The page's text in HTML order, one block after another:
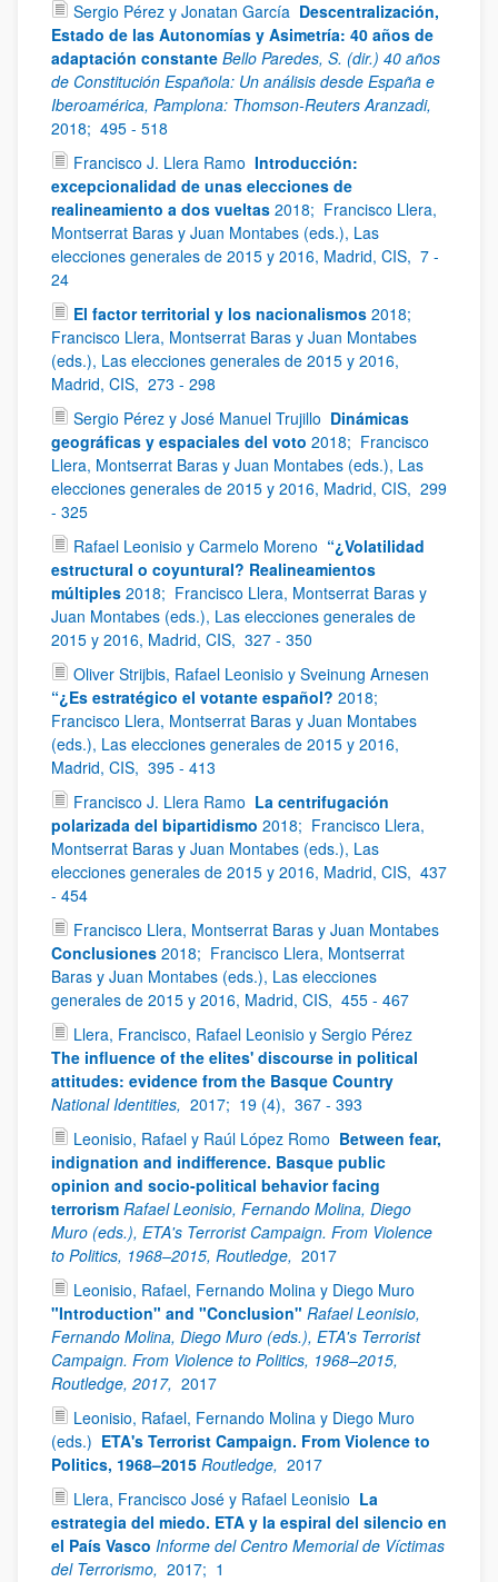
Sergio Pérez y Jonatan García Descentralización,
Estado de las Autonomías y Asimetría: 40 años de
adaptación constante Bello Paredes, S. (dir.) 40 años
de Constitución Española: Un análisis desde España e
Iberoamérica, Pamplona: Thomson-Reuters Aranzadi,
2018; 495 - 518
Francisco J. Llera Ramo Introducción:
excepcionalidad de unas elecciones de
realineamiento a dos vueltas 2018; Francisco Llera,
Montserrat Baras y Juan Montabes (eds.), Las
elecciones generales de 2015 y 2016, Madrid, CIS, 7 -
24
El factor territorial y los nacionalismos 2018;
Francisco Llera, Montserrat Baras y Juan Montabes
(eds.), Las elecciones generales de 2015 y 2016,
Madrid, CIS, 273 - 298
Sergio Pérez y José Manuel Trujillo Dinámicas
geográficas y espaciales del voto 2018; Francisco
Llera, Montserrat Baras y Juan Montabes (eds.), Las
elecciones generales de 2015 y 2016, Madrid, CIS, 299
- 325
Rafael Leonisio y Carmelo Moreno “¿Volatilidad
estructural o coyuntural? Realineamientos
múltiples 2018; Francisco Llera, Montserrat Baras y
Juan Montabes (eds.), Las elecciones generales de
2015 y 2016, Madrid, CIS, 327 - 350
Oliver Strijbis, Rafael Leonisio y Sveinung Arnesen
“¿Es estratégico el votante español? 2018;
Francisco Llera, Montserrat Baras y Juan Montabes
(eds.), Las elecciones generales de 2015 y 2016,
Madrid, CIS, 395 - 413
Francisco J. Llera Ramo La centrifugación
polarizada del bipartidismo 2018; Francisco Llera,
Montserrat Baras y Juan Montabes (eds.), Las
elecciones generales de 2015 y 2016, Madrid, CIS, 437
- 454
Francisco Llera, Montserrat Baras y Juan Montabes
Conclusiones 2018; Francisco Llera, Montserrat
Baras y Juan Montabes (eds.), Las elecciones
generales de 2015 y 2016, Madrid, CIS, 455 - 467
Llera, Francisco, Rafael Leonisio y Sergio Pérez
The influence of the elites' discourse in political
attitudes: evidence from the Basque Country
National Identities, 2017; 19 (4), 367 - 393
Leonisio, Rafael y Raúl López Romo Between fear,
indignation and indifference. Basque public
opinion and socio-political behavior facing
terrorism Rafael Leonisio, Fernando Molina, Diego
Muro (eds.), ETA's Terrorist Campaign. From Violence
to Politics, 1968–2015, Routledge, 2017
Leonisio, Rafael, Fernando Molina y Diego Muro
"Introduction" and "Conclusion" Rafael Leonisio,
Fernando Molina, Diego Muro (eds.), ETA's Terrorist
Campaign. From Violence to Politics, 1968–2015,
Routledge, 2017, 2017
Leonisio, Rafael, Fernando Molina y Diego Muro
(eds.) ETA's Terrorist Campaign. From Violence to
Politics, 1968–2015 Routledge, 2017
Llera, Francisco José y Rafael Leonisio La
estrategia del miedo. ETA y la espiral del silencio en
el País Vasco Informe del Centro Memorial de Víctimas
del Terrorismo, 2017; 1